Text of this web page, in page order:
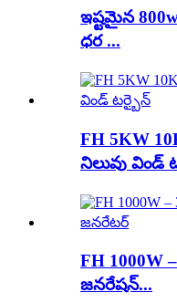
ఇష్టమైన
ధర ...
FH 5KW
నిలువు విండ్
FH 1000W
జనరేషన్...